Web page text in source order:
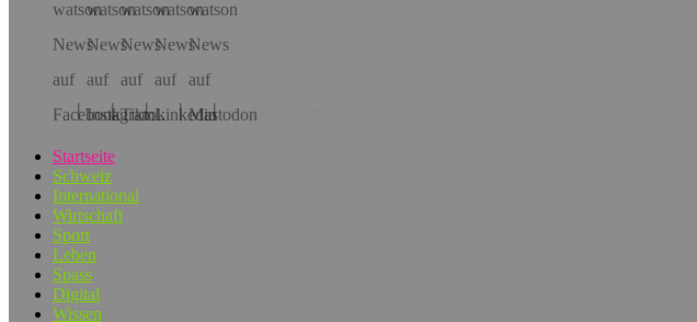
Hol dir die App!
Startseite
Schweiz
International
Wirtschaft
Sport
Leben
Spass
Digital
Wissen